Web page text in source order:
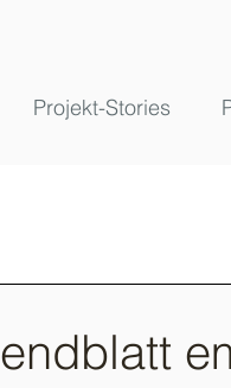
Projekt-Stories